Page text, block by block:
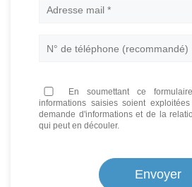
En soumettant ce
informations saisies soient
demande d'informations et de la
qui peut en découler.